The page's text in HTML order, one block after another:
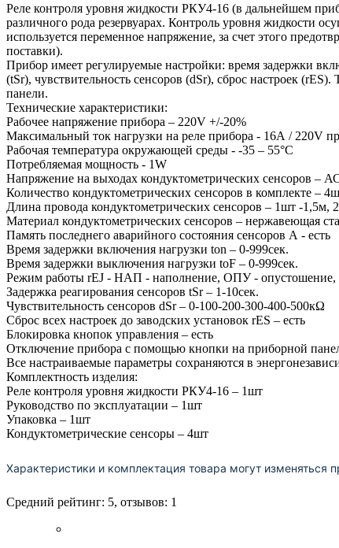
Реле контроля уровня жидкости РКУ4-16 (в дальнейшем
различного рода резервуарах. Контроль уровня жидкости
используется переменное напряжение, за счет этого
поставки).
Прибор имеет регулируемые настройки: время задержки
(tSr), чувствительность сенсоров (dSr), сброс настроек
панели.
Технические характеристики:
Рабочее напряжение прибора – 220V +/-20%
Максимальный ток нагрузки на реле прибора - 16А / 220V
Рабочая температура окружающей среды - -35 – 55°С
Потребляемая мощность - 1W
Напряжение на выходах кондуктометрических сенсоров –
Количество кондуктометрических сенсоров в комплекте –
Длина провода кондуктометрических сенсоров – 1шт -
Материал кондуктометрических сенсоров – нержавеющая
Память последнего аварийного состояния сенсоров А - есть
Время задержки включения нагрузки ton – 0-999сек.
Время задержки выключения нагрузки toF – 0-999сек.
Режим работы rEJ - НАП - наполнение, ОПУ - опустошение,
Задержка реагирования сенсоров tSr – 1-10сек.
Чувствительность сенсоров dSr – 0-100-200-300-400-500кΩ
Сброс всех настроек до заводских установок rES – есть
Блокировка кнопок управления – есть
Отключение прибора с помощью кнопки на приборной
Все настраиваемые параметры сохраняются в
Комплектность изделия:
Реле контроля уровня жидкости РКУ4-16 – 1шт
Руководство по эксплуатации – 1шт
Упаковка – 1шт
Кондуктометрические сенсоры – 4шт
Характеристики и комплектация товара могут изменяться
Средний рейтинг: 5, отзывов: 1